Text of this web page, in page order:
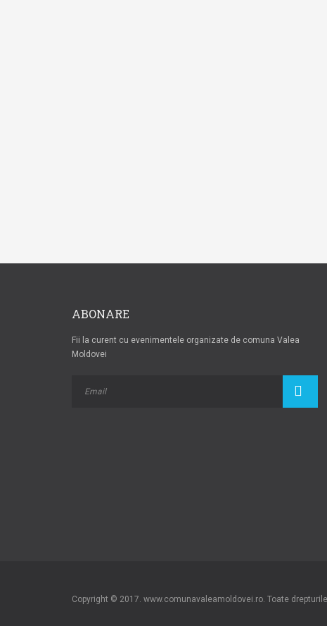
ABONARE
Fii la curent cu evenimentele organizate de comuna Valea
Moldovei
Copyright © 2017. www.comunavaleamoldovei.ro. Toate